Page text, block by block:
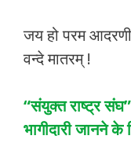
जय हो परम
वन्दे मातरम् !
“संयुक्त राष्ट्र
भागीदारी जानने